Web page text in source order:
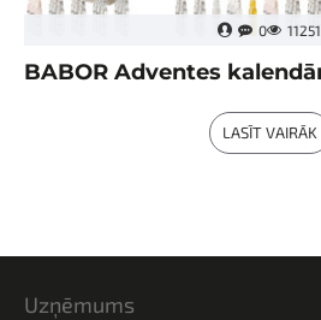
0 11251
LASĪT VAIRĀK
Uzņēmums